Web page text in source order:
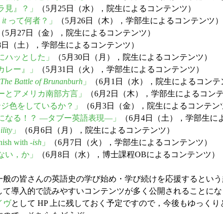
見』？」
（5月25日（水），院生によるコンテンツ）
itって何者？」
（5月26日（木），学部生によるコンテンツ）
（5月27日（金），院生によるコンテンツ）
日（土），学部生によるコンテンツ）
ハッとした」
（5月30日（月），院生によるコンテンツ）
レー』」
（5月31日（火），学部生によるコンテンツ）
The Battle of Brunanburh 」
（6月1日（水），院生によるコンテ
とアメリカ南部方言」
（6月2日（木），学部生によるコンテ
色をしているか？」
（6月3日（金），院生によるコンテン
なる！？ ―タブー英語表現―」
（6月4日（土），学部生に
」
（6月6日（月），院生によるコンテンツ）
with -ish 」
（6月7日（火），学部生によるコンテンツ）
い，か」 （6月8日（水），博士課程OBによるコンテンツ）
の皆さんの英語史の学び始め・学び続けを応援するとい
導入的で読みやすいコンテンツが多く公開されることに
ヴとして HP 上に残しておく予定ですので，今後もゆっく